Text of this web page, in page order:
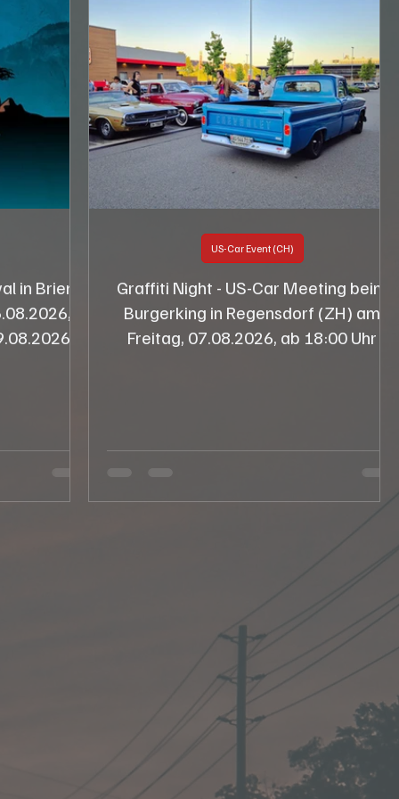
in Brienz
Graffiti Night - US-Car Meeting beim
Burgerking in Regensdorf (ZH) am
Freitag, 07.08.2026, ab 18:00 Uhr
US-Car Event (CH)